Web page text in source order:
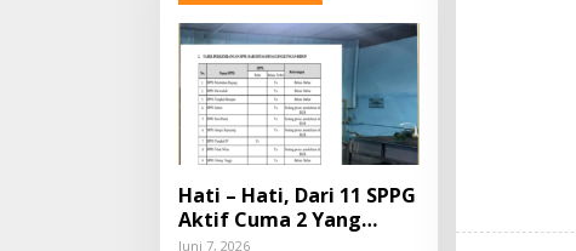
Hati – Hati, Dari 11 SPPG
Aktif Cuma 2 Yang
mengantongi SPPL Di
Juni 7, 2026